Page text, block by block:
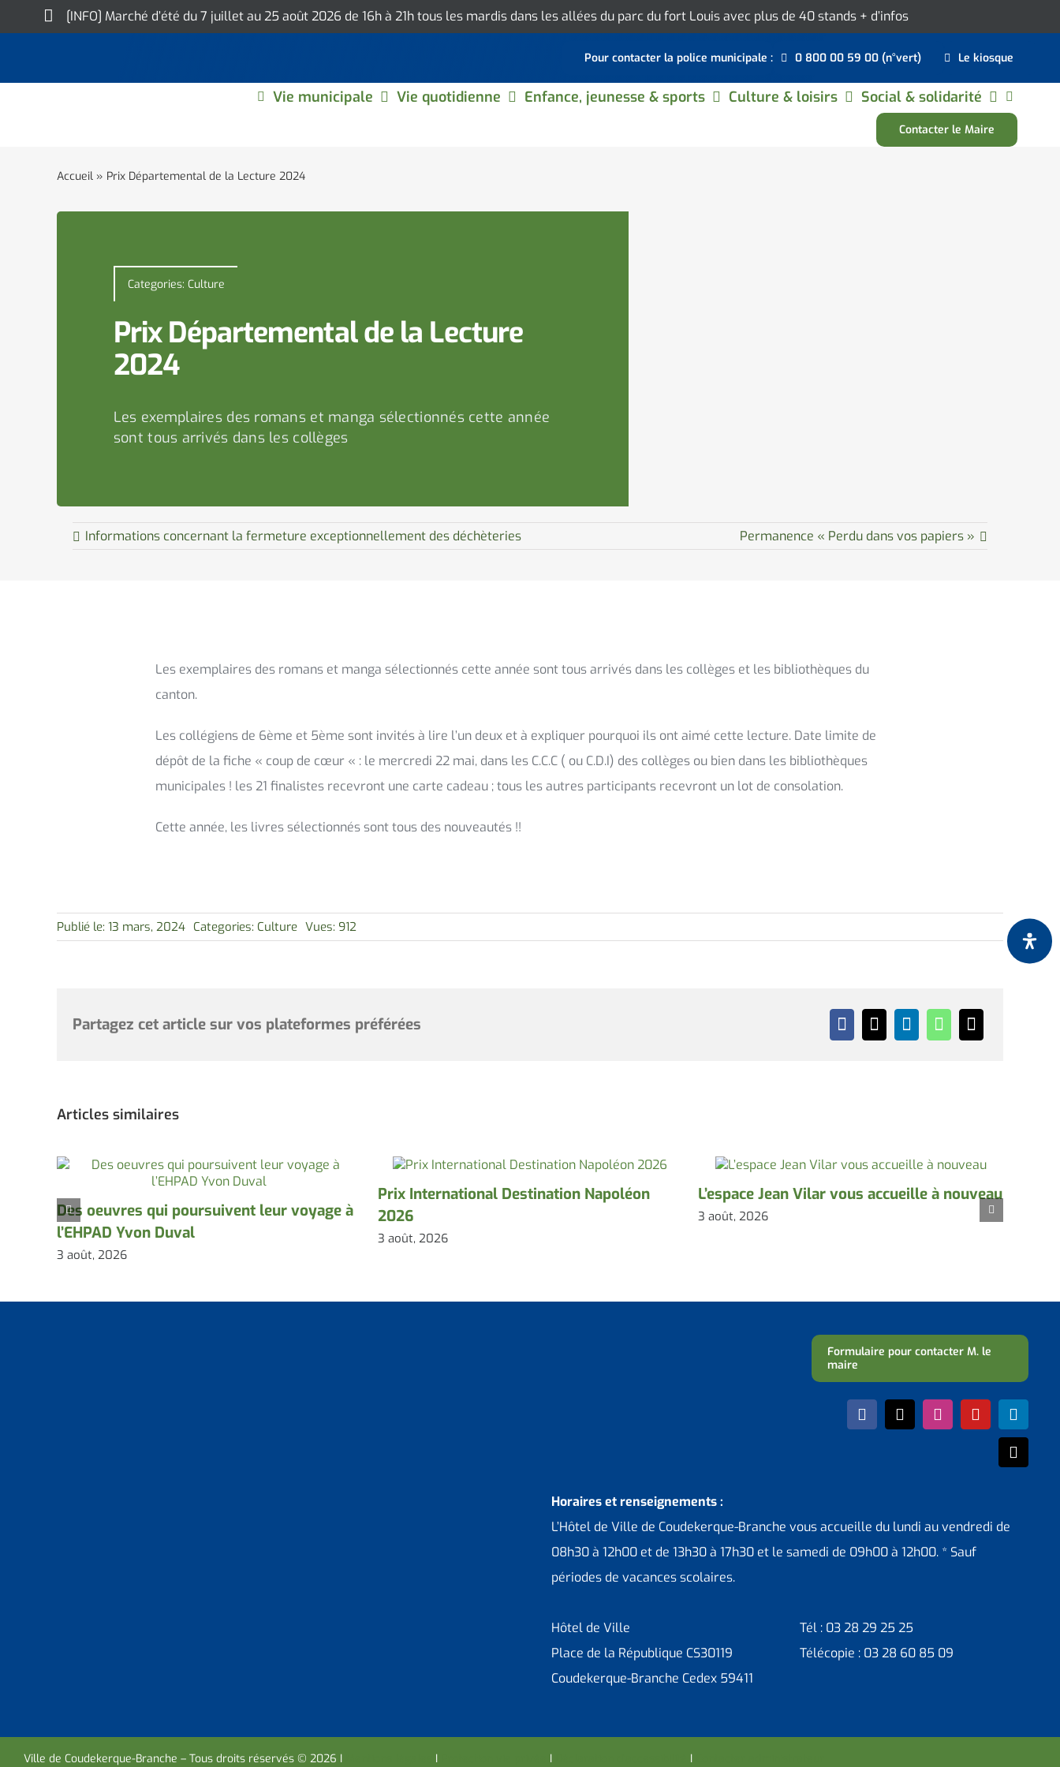
to
[INFO] Marché d’été du 7 juillet au 25 août 2026 de 16h à 21h tous les mardis dans les allées du parc du fort Louis avec plus de 40 stands + d’infos
Pour contacter la police municipale : 0 800 00 59 00 (n°vert) Le kiosque
Vie municipale Vie quotidienne Enfance, jeunesse & sports Culture & loisirs Social & solidarité
Contacter le Maire
Accueil» Prix Départemental de la Lecture 2024
Categories: Culture
Prix Départemental de la Lecture
2024
Les exemplaires des romans et manga sélectionnés cette année
sont tous arrivés dans les collèges
Informations concernant la fermeture exceptionnellement des déchèteries Permanence « Perdu dans vos papiers »
Les exemplaires des romans et manga sélectionnés cette année sont tous arrivés dans les collèges et les bibliothèques du
canton.
Les collégiens de 6ème et 5ème sont invités à lire l’un deux et à expliquer pourquoi ils ont aimé cette lecture. Date limite de
dépôt de la fiche « coup de cœur « : le mercredi 22 mai, dans les C.C.C ( ou C.D.I) des collèges ou bien dans les bibliothèques
municipales ! les 21 finalistes recevront une carte cadeau ; tous les autres participants recevront un lot de consolation.
Cette année, les livres sélectionnés sont tous des nouveautés !!
Publié le: 13 mars, 2024 Categories: Culture Vues: 912
Partagez cet article sur vos plateformes préférées
Articles similaires
Des oeuvres qui poursuivent leur voyage à
l’EHPAD Yvon Duval
3 août, 2026
Prix International Destination Napoléon
2026
3 août, 2026
L’espace Jean Vilar vous accueille à nouveau
3 août, 2026
Formulaire pour contacter M. le
maire
Horaires et renseignements :
L’Hôtel de Ville de Coudekerque-Branche vous accueille du lundi au vendredi de
08h30 à 12h00 et de 13h30 à 17h30 et le samedi de 09h00 à 12h00. * Sauf
périodes de vacances scolaires.
Hôtel de Ville
Place de la République CS30119
Coudekerque-Branche Cedex 59411
Tél : 03 28 29 25 25
Télécopie : 03 28 60 85 09
Ville de Coudekerque-Branche – Tous droits réservés © 2026 I I I I